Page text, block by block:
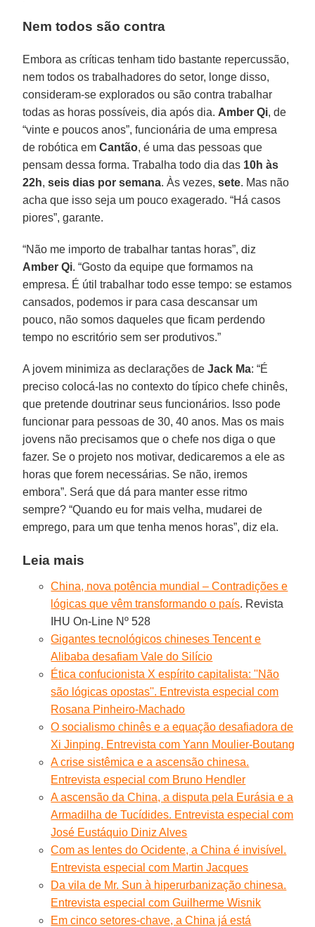
Nem todos são contra
Embora as críticas tenham tido bastante repercussão,
nem todos os trabalhadores do setor, longe disso,
consideram-se explorados ou são contra trabalhar
todas as horas possíveis, dia após dia. Amber Qi, de
“vinte e poucos anos”, funcionária de uma empresa
de robótica emCantão, é uma das pessoas que
pensam dessa forma. Trabalha todo dia das 10h às
22h,seis dias por semana. Às vezes,sete. Mas não
acha que isso seja um pouco exagerado. “Há casos
piores”, garante.
“Não me importo de trabalhar tantas horas”, diz
Amber Qi. “Gosto da equipe que formamos na
empresa. É útil trabalhar todo esse tempo: se estamos
cansados, podemos ir para casa descansar um
pouco, não somos daqueles que ficam perdendo
tempo no escritório sem ser produtivos.”
A jovem minimiza as declarações deJack Ma: “É
preciso colocá-las no contexto do típico chefe chinês,
que pretende doutrinar seus funcionários. Isso pode
funcionar para pessoas de 30, 40 anos. Mas os mais
jovens não precisamos que o chefe nos diga o que
fazer. Se o projeto nos motivar, dedicaremos a ele as
horas que forem necessárias. Se não, iremos
embora”. Será que dá para manter esse ritmo
sempre? “Quando eu for mais velha, mudarei de
emprego, para um que tenha menos horas”, diz ela.
Leia mais
China, nova potência mundial – Contradições e
lógicas que vêm transformando o país. Revista
IHU On-Line Nº 528
Gigantes tecnológicos chineses Tencent e
Alibaba desafiam Vale do Silício
Ética confucionista X espírito capitalista: ''Não
são lógicas opostas''. Entrevista especial com
Rosana Pinheiro-Machado
O socialismo chinês e a equação desafiadora de
Xi Jinping. Entrevista com Yann Moulier-Boutang
A crise sistêmica e a ascensão chinesa.
Entrevista especial com Bruno Hendler
A ascensão da China, a disputa pela Eurásia e a
Armadilha de Tucídides. Entrevista especial com
José Eustáquio Diniz Alves
Com as lentes do Ocidente, a China é invisível.
Entrevista especial com Martin Jacques
Da vila de Mr. Sun à hiperurbanização chinesa.
Entrevista especial com Guilherme Wisnik
Em cinco setores-chave, a China já está